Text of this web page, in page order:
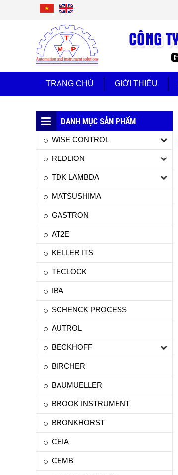
TRANG CHỦ GIỚI THIỆU
DANH MỤC SẢN PHẨM
WISE CONTROL
REDLION
TDK LAMBDA
MATSUSHIMA
GASTRON
AT2E
KELLER ITS
TECLOCK
IBA
SCHENCK PROCESS
AUTROL
BECKHOFF
BIRCHER
BAUMUELLER
BROOK INSTRUMENT
BRONKHORST
CEIA
CEMB